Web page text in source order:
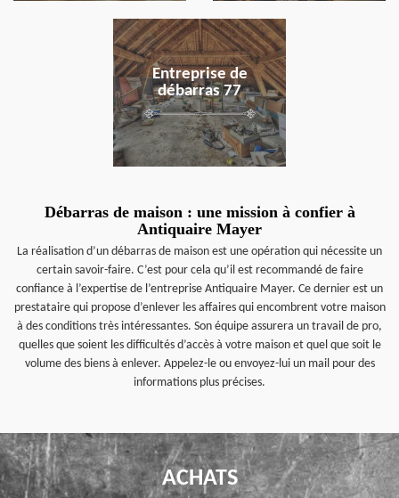
Entreprise de
débarras 77
en savoir plus
Débarras de maison : une mission à confier à
Antiquaire Mayer
La réalisation d’un débarras de maison est une opération qui nécessite un
certain savoir-faire. C’est pour cela qu’il est recommandé de faire
confiance à l’expertise de l’entreprise Antiquaire Mayer. Ce dernier est un
prestataire qui propose d’enlever les affaires qui encombrent votre maison
à des conditions très intéressantes. Son équipe assurera un travail de pro,
quelles que soient les difficultés d’accès à votre maison et quel que soit le
volume des biens à enlever. Appelez-le ou envoyez-lui un mail pour des
informations plus précises.
ACHATS